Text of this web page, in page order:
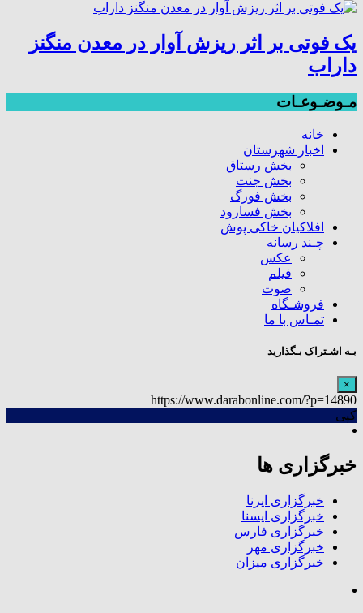
یک فوتی بر اثر ریزش آوار در معدن منگنز
داراب
مـوضـوعـات
خانه
اخبار شهرستان
بخش رستاق
بخش جنت
بخش فورگ
بخش فسارود
افلاکیان خاکی پوش
چـند رسانه
عکس
فیلم
صوت
فروشـگاه
تمـاس با ما
بـه اشـتراک بـگذارید
×
https://www.darabonline.com/?p=14890
کپی
خبرگزاری ها
خبرگزاری ایرنا
خبرگزاری ایسنا
خبرگزاری فارس
خبرگزاری مهر
خبرگزاری میزان